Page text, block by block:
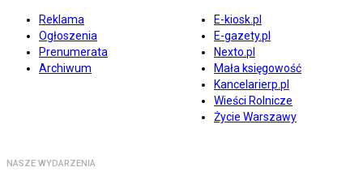
Reklama
Ogłoszenia
Prenumerata
Archiwum
E-kiosk.pl
E-gazety.pl
Nexto.pl
Mała księgowość
Kancelarierp.pl
Wieści Rolnicze
Życie Warszawy
NASZE WYDARZENIA